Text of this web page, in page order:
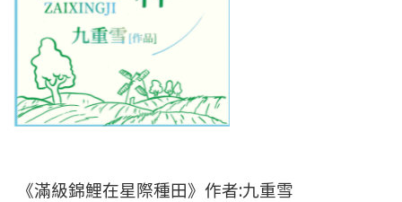
《滿級錦鯉在星際種田》作者:九重雪